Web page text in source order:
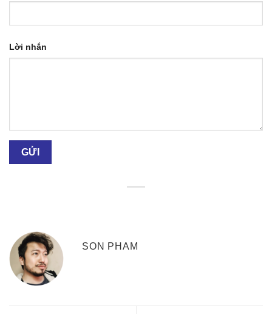
Lời nhắn
SON PHAM